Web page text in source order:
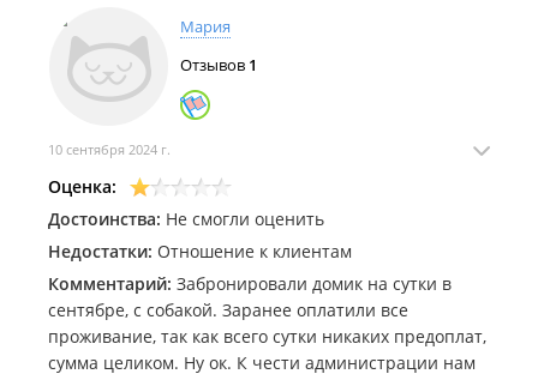
Мария
Отзывов 1
10 сентября 2024 г.
Оценка:
Достоинства: Не смогли оценить
Недостатки: Отношение к клиентам
Комментарий: Забронировали домик на сутки в
сентябре, с собакой. Заранее оплатили все
проживание, так как всего сутки никаких предоплат,
сумма целиком. Ну ок. К чести администрации нам